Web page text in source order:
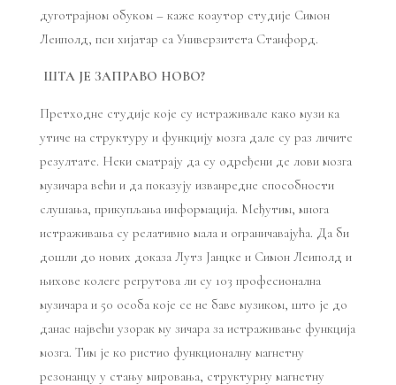
дуготрајном обуком – каже коаутор студије Симон
Леиполд, пси хијатар са Универзитета Станфорд.
ШТА ЈЕ ЗАПРАВО НОВО?
Претходне студије које су истраживале како музи ка
утиче на структуру и функцију мозга дале су раз личите
резултате. Неки сматрају да су одређени де лови мозга
музичара већи и да показују изванредне способности
слушања, прикупљања информација. Међутим, многа
истраживања су релативно мала и ограничавајућа. Да би
дошли до нових доказа Лутз Јанцке и Симон Леиполд и
њихове колеге регрутова ли су 103 професионална
музичара и 50 особа које се не баве музиком, што је до
данас највећи узорак му зичара за истраживање функција
мозга. Тим је ко ристио функционалну магнетну
резонанцу у стању мировања, структурну магнетну